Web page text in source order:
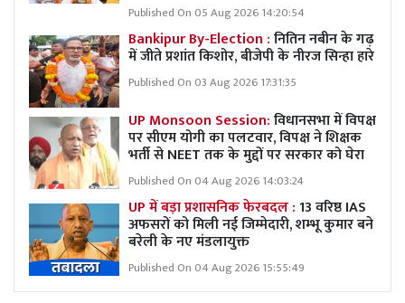
Published On 05 Aug 2026 14:20:54
Bankipur By-Election :नितिन नबीन के गढ़
में जीते प्रशांत किशोर, बीजेपी के नीरज सिन्हा हारे
Published On 03 Aug 2026 17:31:35
UP Monsoon Session:विधानसभा में विपक्ष
पर सीएम योगी का पलटवार, विपक्ष ने शिक्षक
भर्ती से NEET तक के मुद्दों पर सरकार को घेरा
Published On 04 Aug 2026 14:03:24
UP में बड़ा प्रशासनिक फेरबदल :13 वरिष्ठ IAS
अफसरों को मिली नई जिम्मेदारी, शम्भू कुमार बने
बरेली के नए मंडलायुक्त
Published On 04 Aug 2026 15:55:49